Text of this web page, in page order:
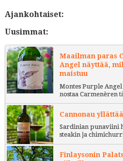
Ajankohtaiset:
Uusimmat:
Maailman paras
Angel näyttää,
maistuu
Montes Purple
nostaa Carmenèren
Cannonau
Sardinian punaviini
steakin ja
Finlaysonin